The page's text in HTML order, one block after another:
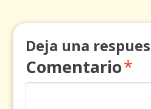
Deja una
Comentario*